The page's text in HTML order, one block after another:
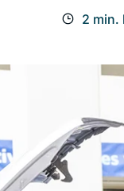
2 min.